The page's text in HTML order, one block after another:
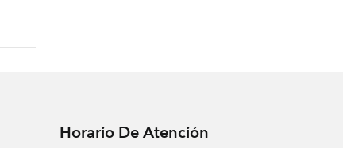
Horario De Atención